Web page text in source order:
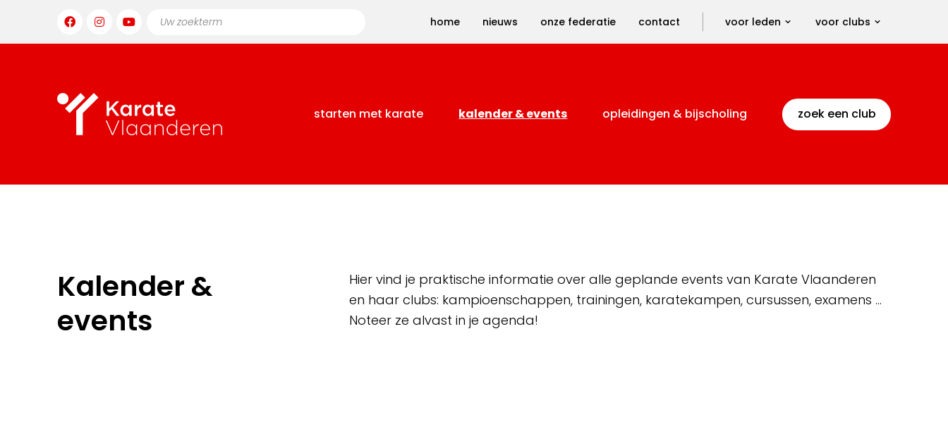
home nieuws onze federatie contact voor leden voor clubs
starten met karate kalender & events opleidingen & bijscholing zoek een club
Kalender &
events
Hier vind je praktische informatie over alle geplande events van Karate Vlaanderen
en haar clubs: kampioenschappen, trainingen, karatekampen, cursussen, examens …
Noteer ze alvast in je agenda!